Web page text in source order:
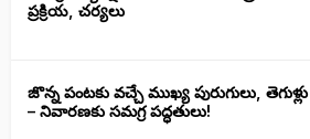
ప్రక్రియ, చర్యలు
జొన్న పంటకు వచ్చే ముఖ్య పురుగులు, తెగుళ్లు
– నివారణకు సమగ్ర పద్ధతులు!